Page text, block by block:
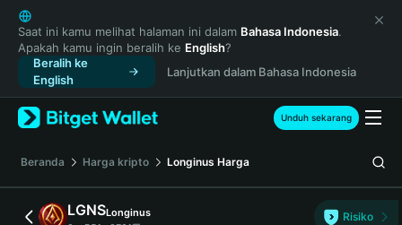
English
日本語
Tiếng Việt
Русский
Español (Latinoamérica)
Türkçe
Français
Deutsch
简体中文
Saat ini kamu melihat halaman ini dalam Bahasa Indonesia.
Apakah kamu ingin beralih ke English?
Beralih ke
English
Lanjutkan dalam Bahasa Indonesia
Unduh sekarang
Beranda Harga kripto Longinus Harga
LGNSLonginus
Risiko